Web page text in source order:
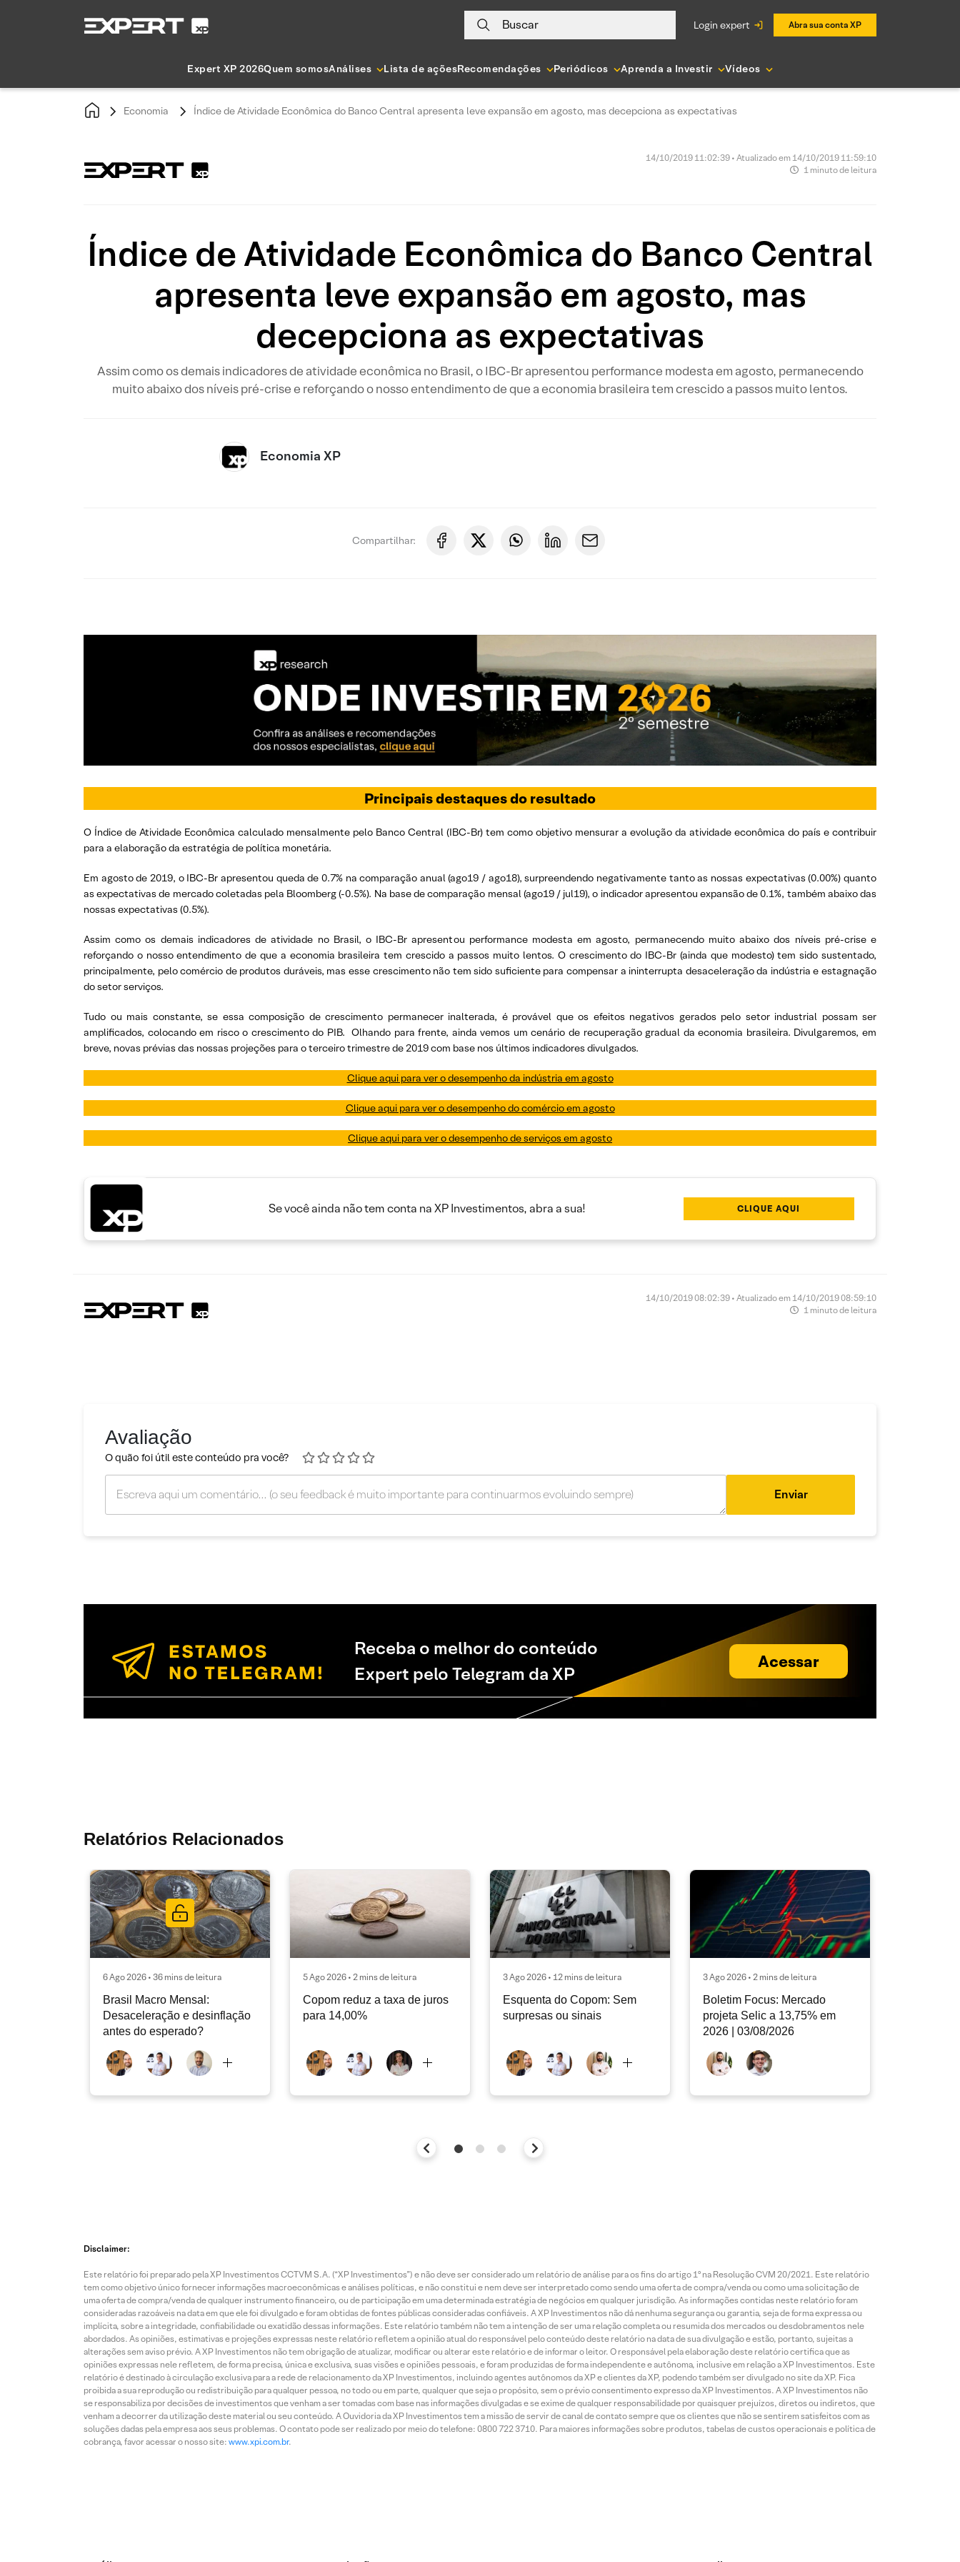
Buscar login expert Abra sua conta XP
Expert XP 2026Quem somosAnálises Lista de açõesRecomendações Periódicos Aprenda a Investir Vídeos
Economia Índice de Atividade Econômica do Banco Central apresenta leve expansão em agosto, mas decepciona as expectativas
14/10/2019 11:02:39 • Atualizado em 14/10/2019 11:59:10
1 minuto de leitura
Índice de Atividade Econômica do Banco Central
apresenta leve expansão em agosto, mas
decepciona as expectativas
Assim como os demais indicadores de atividade econômica no Brasil, o IBC-Br apresentou performance modesta em agosto, permanecendo
muito abaixo dos níveis pré-crise e reforçando o nosso entendimento de que a economia brasileira tem crescido a passos muito lentos.
Economia XP
Compartilhar:
Principais destaques do resultado
O Índice de Atividade Econômica calculado mensalmente pelo Banco Central (IBC-Br) tem como objetivo mensurar a evolução da atividade econômica do país e contribuir
para a elaboração da estratégia de política monetária.
Em agosto de 2019, o IBC-Br apresentou queda de 0.7% na comparação anual (ago19 / ago18), surpreendendo negativamente tanto as nossas expectativas (0.00%) quanto
as expectativas de mercado coletadas pela Bloomberg (-0.5%). Na base de comparação mensal (ago19 / jul19), o indicador apresentou expansão de 0.1%, também abaixo das
nossas expectativas (0.5%).
Assim como os demais indicadores de atividade no Brasil, o IBC-Br apresentou performance modesta em agosto, permanecendo muito abaixo dos níveis pré-crise e
reforçando o nosso entendimento de que a economia brasileira tem crescido a passos muito lentos. O crescimento do IBC-Br (ainda que modesto) tem sido sustentado,
principalmente, pelo comércio de produtos duráveis, mas esse crescimento não tem sido suficiente para compensar a ininterrupta desaceleração da indústria e estagnação
do setor serviços.
Tudo ou mais constante, se essa composição de crescimento permanecer inalterada, é provável que os efeitos negativos gerados pelo setor industrial possam ser
amplificados, colocando em risco o crescimento do PIB. Olhando para frente, ainda vemos um cenário de recuperação gradual da economia brasileira. Divulgaremos, em
breve, novas prévias das nossas projeções para o terceiro trimestre de 2019 com base nos últimos indicadores divulgados.
Clique aqui para ver o desempenho da indústria em agosto
Clique aqui para ver o desempenho do comércio em agosto
Clique aqui para ver o desempenho de serviços em agosto
Se você ainda não tem conta na XP Investimentos, abra a sua! CLIQUE AQUI
14/10/2019 08:02:39 • Atualizado em 14/10/2019 08:59:10
1 minuto de leitura
Avaliação
O quão foi útil este conteúdo pra você?
Enviar
Receba o melhor do conteúdo
Expert pelo Telegram da XP
Acessar
Relatórios Relacionados
6 Ago 2026 • 36 mins de leitura
Brasil Macro Mensal:
Desaceleração e desinflação
antes do esperado?
5 Ago 2026 • 2 mins de leitura
Copom reduz a taxa de juros
para 14,00%
3 Ago 2026 • 12 mins de leitura
Esquenta do Copom: Sem
surpresas ou sinais
3 Ago 2026 • 2 mins de leitura
Boletim Focus: Mercado
projeta Selic a 13,75% em
2026 | 03/08/2026
Disclaimer:
Este relatório foi preparado pela XP Investimentos CCTVM S.A. (“XP Investimentos”) e não deve ser considerado um relatório de análise para os fins do artigo 1º na Resolução CVM 20/2021. Este relatório
tem como objetivo único fornecer informações macroeconômicas e análises políticas, e não constitui e nem deve ser interpretado como sendo uma oferta de compra/venda ou como uma solicitação de
uma oferta de compra/venda de qualquer instrumento financeiro, ou de participação em uma determinada estratégia de negócios em qualquer jurisdição. As informações contidas neste relatório foram
consideradas razoáveis na data em que ele foi divulgado e foram obtidas de fontes públicas consideradas confiáveis. A XP Investimentos não dá nenhuma segurança ou garantia, seja de forma expressa ou
implícita, sobre a integridade, confiabilidade ou exatidão dessas informações. Este relatório também não tem a intenção de ser uma relação completa ou resumida dos mercados ou desdobramentos nele
abordados. As opiniões, estimativas e projeções expressas neste relatório refletem a opinião atual do responsável pelo conteúdo deste relatório na data de sua divulgação e estão, portanto, sujeitas a
alterações sem aviso prévio. A XP Investimentos não tem obrigação de atualizar, modificar ou alterar este relatório e de informar o leitor. O responsável pela elaboração deste relatório certifica que as
opiniões expressas nele refletem, de forma precisa, única e exclusiva, suas visões e opiniões pessoais, e foram produzidas de forma independente e autônoma, inclusive em relação a XP Investimentos. Este
relatório é destinado à circulação exclusiva para a rede de relacionamento da XP Investimentos, incluindo agentes autônomos da XP e clientes da XP, podendo também ser divulgado no site da XP. Fica
proibida a sua reprodução ou redistribuição para qualquer pessoa, no todo ou em parte, qualquer que seja o propósito, sem o prévio consentimento expresso da XP Investimentos. A XP Investimentos não
se responsabiliza por decisões de investimentos que venham a ser tomadas com base nas informações divulgadas e se exime de qualquer responsabilidade por quaisquer prejuízos, diretos ou indiretos, que
venham a decorrer da utilização deste material ou seu conteúdo. A Ouvidoria da XP Investimentos tem a missão de servir de canal de contato sempre que os clientes que não se sentirem satisfeitos com as
soluções dadas pela empresa aos seus problemas. O contato pode ser realizado por meio do telefone: 0800 722 3710. Para maiores informações sobre produtos, tabelas de custos operacionais e política de
cobrança, favor acessar o nosso site: www.xpi.com.br.